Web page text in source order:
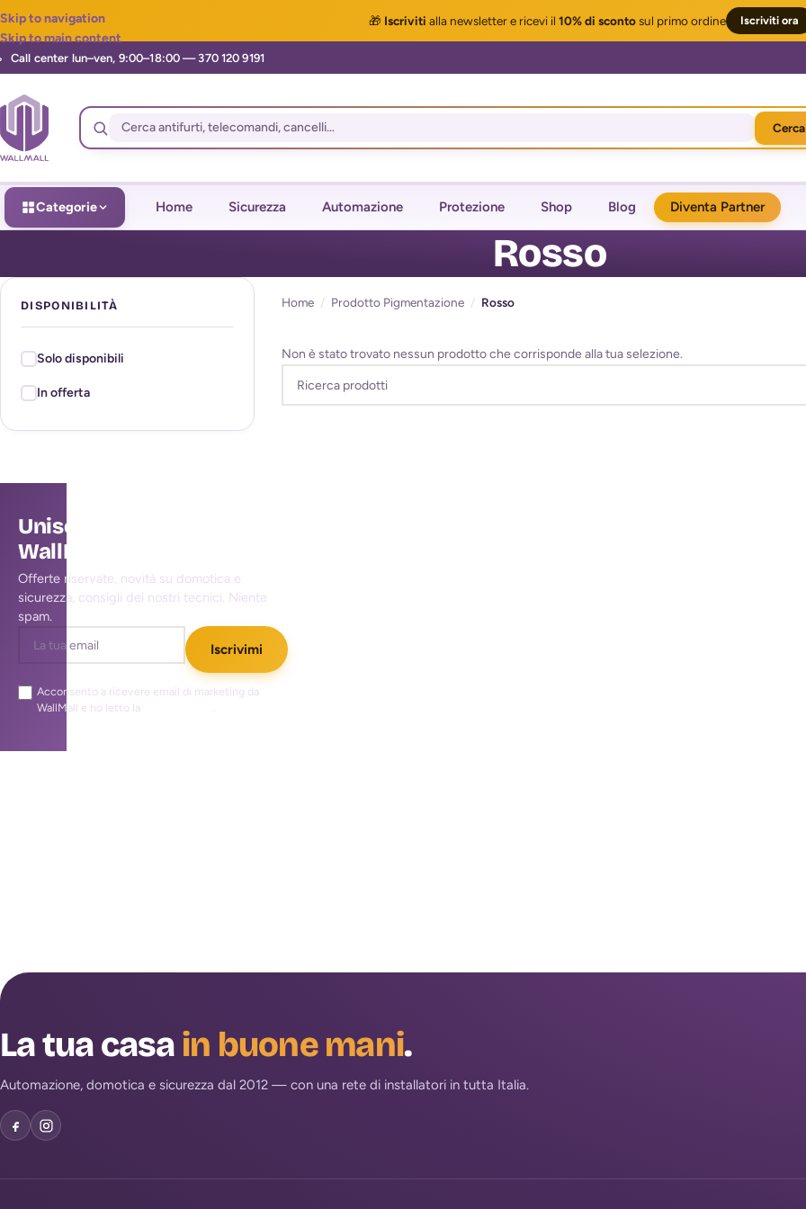
🎁 Iscriviti alla newslettere ricevi il 10% di scontosul primo ordine Iscriviti ora
Skip to navigation
Skip to main content
Cerca
Categorie Home Sicurezza Automazione Protezione Shop Blog Diventa Partner
Rosso
DISPONIBILITÀ
Solo disponibili
In offerta
Home / Prodotto Pigmentazione / Rosso
Non è stato trovato nessun prodotto che corrisponde alla tua selezione.
Unisciti alla community
WallMall
Offerte riservate, novità su domotica e
sicurezza, consigli dei nostri tecnici. Niente
spam.
Iscrivimi
Acconsento a ricevere email di marketing da
WallMall e ho letto la
.
La tua casa in buone mani.
Automazione, domotica e sicurezza dal 2012 — con una rete di installatori in tutta Italia.